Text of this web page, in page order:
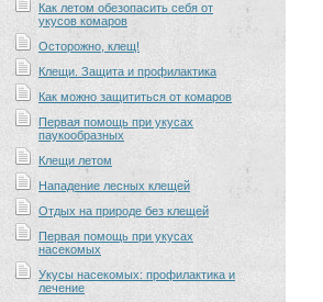
Как летом обезопасить себя от
укусов комаров
Осторожно, клещ!
Клещи. Защита и профилактика
Как можно защититься от комаров
Первая помощь при укусах
паукообразных
Клещи летом
Нападение лесных клещей
Отдых на природе без клещей
Первая помощь при укусах
насекомых
Укусы насекомых: профилактика и
лечение